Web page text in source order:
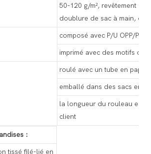
50-120 g/m², revêtement de
doublure de sac à main,
composé avec P/U OPP/PE,
imprimé avec des motifs ou
roulé avec un tube en papier
emballé dans des sacs en
la longueur du rouleau est
client
:
tissé filé-lié en